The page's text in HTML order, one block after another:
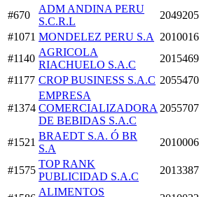
#670
ADM ANDINA PERU
S.C.R.L
#1071 MONDELEZ PERU S.A
#1140
AGRICOLA
RIACHUELO S.A.C
#1177 CROP BUSINESS S.A.C
#1374
EMPRESA
COMERCIALIZADORA
DE BEBIDAS S.A.C
#1521
BRAEDT S.A. Ó BR
S.A
#1575
TOP RANK
PUBLICIDAD S.A.C
ALIMENTOS